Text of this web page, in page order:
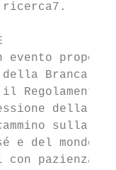
evento
Branca.
Regolamento
della
sulla
e del mondo,
con pazienza e